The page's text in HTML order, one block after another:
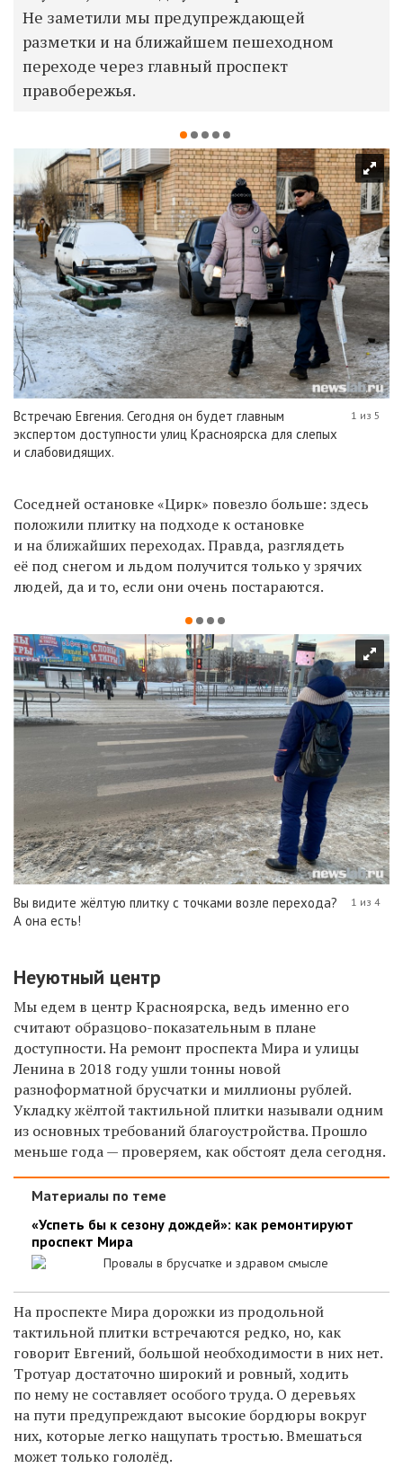
Не заметили мы предупреждающей
разметки и на ближайшем пешеходном
переходе через главный проспект
правобережья.
Встречаю Евгения. Сегодня он будет главным
экспертом доступности улиц Красноярска для слепых
и слабовидящих.
1 из 5
Соседней остановке «Цирк» повезло больше: здесь
положили плитку на подходе к остановке
и на ближайших переходах. Правда, разглядеть
её под снегом и льдом получится только у зрячих
людей, да и то, если они очень постараются.
Вы видите жёлтую плитку с точками возле перехода?
А она есть!
1 из 4
Неуютный центр
Мы едем в центр Красноярска, ведь именно его
считают образцово-показательным в плане
доступности. На ремонт проспекта Мира и улицы
Ленина в 2018 году ушли тонны новой
разноформатной брусчатки и миллионы рублей.
Укладку жёлтой тактильной плитки называли одним
из основных требований благоустройства. Прошло
меньше года — проверяем, как обстоят дела сегодня.
Материалы по теме
«Успеть бы к сезону дождей»: как ремонтируют
проспект Мира
Провалы в брусчатке и здравом смысле
На проспекте Мира дорожки из продольной
тактильной плитки встречаются редко, но, как
говорит Евгений, большой необходимости в них нет.
Тротуар достаточно широкий и ровный, ходить
по нему не составляет особого труда. О деревьях
на пути предупреждают высокие бордюры вокруг
них, которые легко нащупать тростью. Вмешаться
может только гололёд.